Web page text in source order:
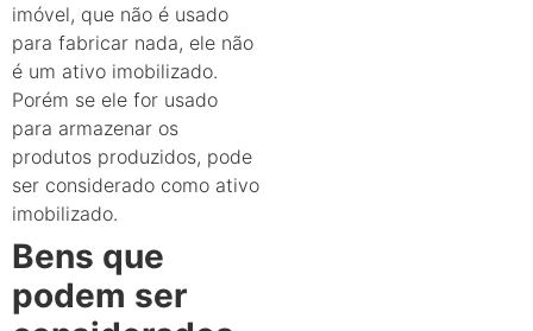
imóvel, que não é usado
para fabricar nada, ele não
é um ativo imobilizado.
Porém se ele for usado
para armazenar os
produtos produzidos, pode
ser considerado como ativo
imobilizado.
Bens que
podem ser